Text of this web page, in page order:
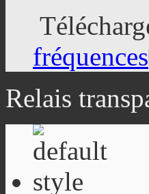
fréquences
Relais